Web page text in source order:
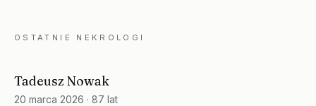
OSTATNIE NEKROLOGI
Tadeusz Nowak
20 marca 2026 · 87 lat